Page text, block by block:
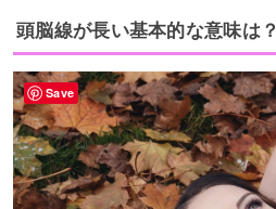
頭脳線が長い基本的な意味は？
Save